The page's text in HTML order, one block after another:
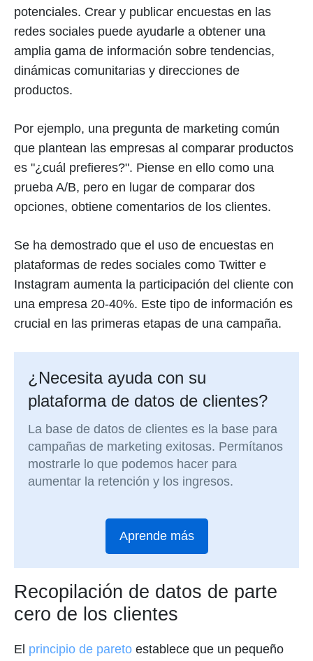
potenciales. Crear y publicar encuestas en las
redes sociales puede ayudarle a obtener una
amplia gama de información sobre tendencias,
dinámicas comunitarias y direcciones de
productos.
Por ejemplo, una pregunta de marketing común
que plantean las empresas al comparar productos
es "¿cuál prefieres?". Piense en ello como una
prueba A/B, pero en lugar de comparar dos
opciones, obtiene comentarios de los clientes.
Se ha demostrado que el uso de encuestas en
plataformas de redes sociales como Twitter e
Instagram aumenta la participación del cliente con
una empresa 20-40%. Este tipo de información es
crucial en las primeras etapas de una campaña.
¿Necesita ayuda con su
plataforma de datos de clientes?
La base de datos de clientes es la base para
campañas de marketing exitosas. Permítanos
mostrarle lo que podemos hacer para
aumentar la retención y los ingresos.
Aprende más
Recopilación de datos de parte
cero de los clientes
El principio de pareto establece que un pequeño